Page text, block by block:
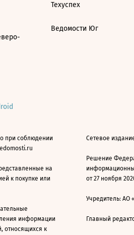
Техуспех
Ведомости Юг
при соблюдении
на
к покупке или
информации
относящихся к
Сетевое
Решение
от 27 ноября
Учредитель: АО
Главный